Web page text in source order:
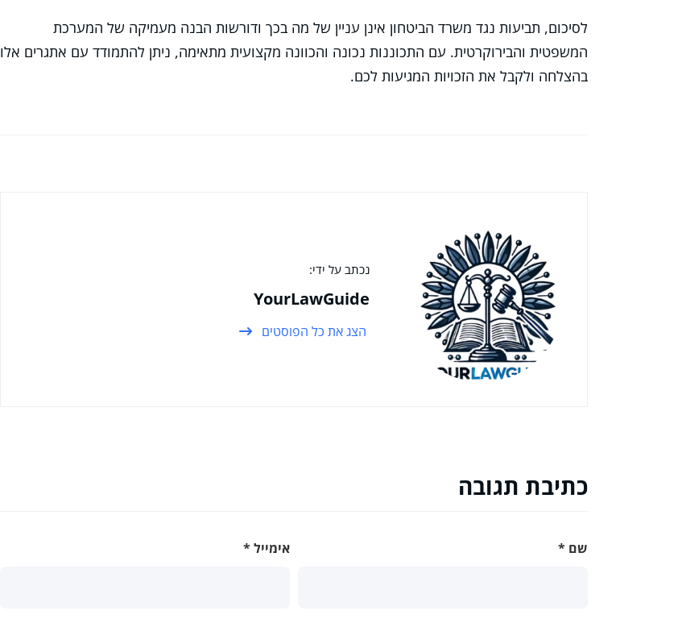
לסיכום, תביעות נגד משרד הביטחון אינן עניין של מה בכך ודורשות הבנה מעמיקה של המערכת
המשפטית והבירוקרטית. עם התכוננות נכונה והכוונה מקצועית מתאימה, ניתן להתמודד עם אתגרים אלו
בהצלחה ולקבל את הזכויות המגיעות לכם.
נכתב על ידי:
YourLawGuide
הצג את כל הפוסטים
כתיבת תגובה
שם * אימייל*